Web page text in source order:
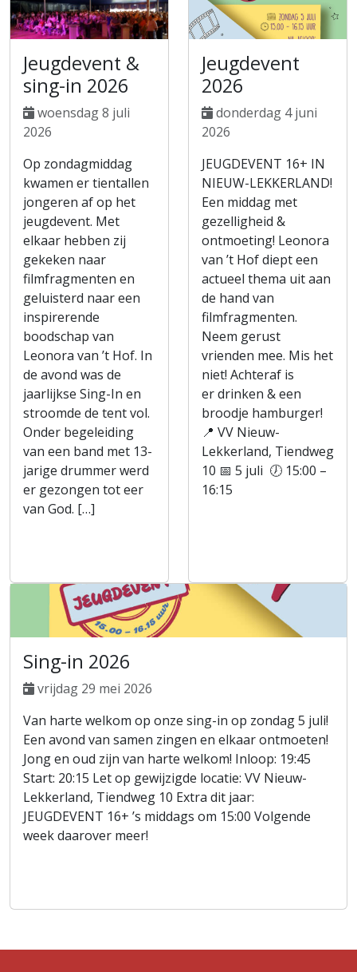
Jeugdevent &
sing-in 2026
woensdag 8 juli
2026
Op zondagmiddag
kwamen er tientallen
jongeren af op het
jeugdevent. Met
elkaar hebben zij
gekeken naar
filmfragmenten en
geluisterd naar een
inspirerende
boodschap van
Leonora van ’t Hof. In
de avond was de
jaarlijkse Sing-In en
stroomde de tent vol.
Onder begeleiding
van een band met 13-
jarige drummer werd
er gezongen tot eer
van God. […]
Jeugdevent
2026
donderdag 4 juni
2026
JEUGDEVENT 16+ IN
NIEUW-LEKKERLAND!
Een middag met
gezelligheid &
ontmoeting! Leonora
van ’t Hof diept een
actueel thema uit aan
de hand van
filmfragmenten.
Neem gerust
vrienden mee. Mis het
niet! Achteraf is
er drinken & een
broodje hamburger!
📍 VV Nieuw-
Lekkerland, Tiendweg
10 📅 5 juli 🕖 15:00 –
16:15
Sing-in 2026
vrijdag 29 mei 2026
Van harte welkom op onze sing-in op zondag 5 juli!
Een avond van samen zingen en elkaar ontmoeten!
Jong en oud zijn van harte welkom! Inloop: 19:45
Start: 20:15 Let op gewijzigde locatie: VV Nieuw-
Lekkerland, Tiendweg 10 Extra dit jaar:
JEUGDEVENT 16+ ’s middags om 15:00 Volgende
week daarover meer!